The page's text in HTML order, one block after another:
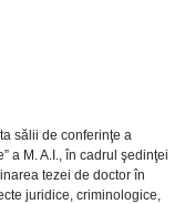
sălii de conferinţe a
a M. A.I., în cadrul şedinţei
tezei de doctor în
juridice, criminologice,